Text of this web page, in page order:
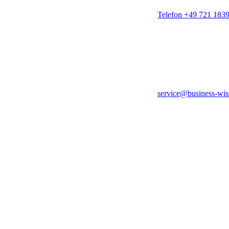
Telefon +49 721
service@business-